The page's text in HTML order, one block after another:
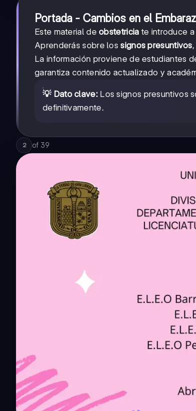
Portada - Cambios en el
Este material deobstetricia te introduce
Aprenderás sobre lossignos presuntivos
La información proviene de estudiantes
garantiza contenido actualizado y
💡 Dato clave:Los signos presuntivos
definitivamente.
2 of 39